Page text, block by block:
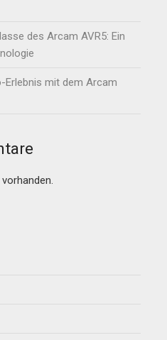
des Arcam AVR5: Ein
Erlebnis mit dem Arcam